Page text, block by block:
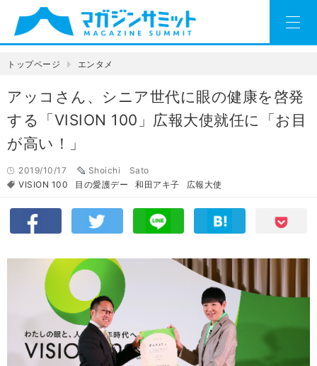
トップページ エンタメ
アッコさん、シニア世代に眼の健康を啓発
する「VISION 100」広報大使就任に「お目
が高い！」
2019/10/17
Shoichi Sato
VISION 100
目の愛護デー 和田アキ子 広報大使